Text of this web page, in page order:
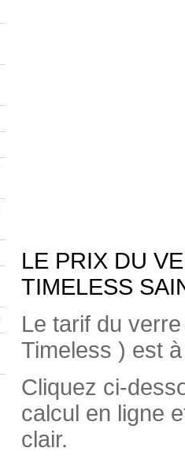
LE PRIX DU
TIMELESS
Le tarif du
Timeless ) est
Cliquez ci-
calcul en ligne
clair.